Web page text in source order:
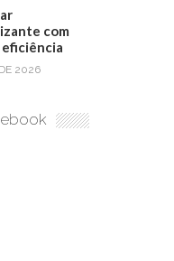
com
2026